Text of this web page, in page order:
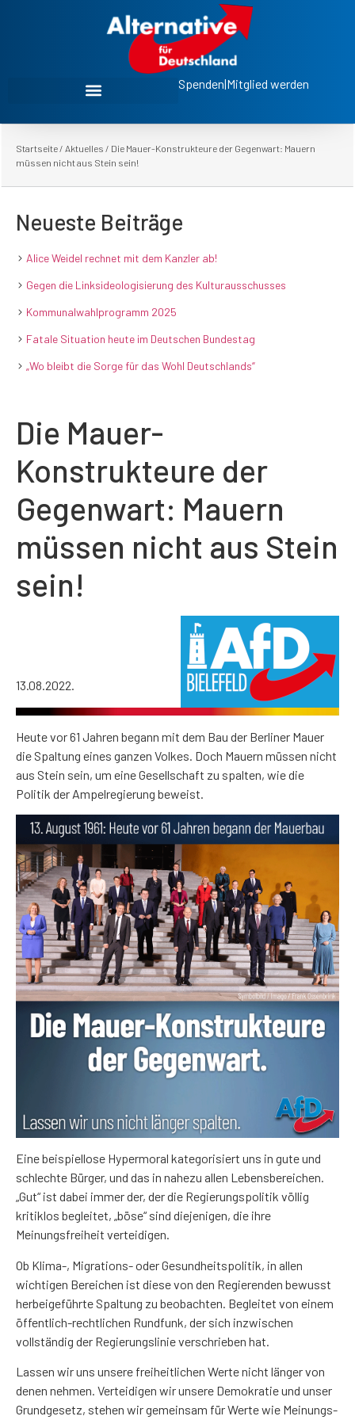
Spenden|Mitglied werden
Startseite / Aktuelles / Die Mauer-Konstrukteure der Gegenwart: Mauern
müssen nicht aus Stein sein!
Neueste Beiträge
Alice Weidel rechnet mit dem Kanzler ab!
Gegen die Linksideologisierung des Kulturausschusses
Kommunalwahlprogramm 2025
Fatale Situation heute im Deutschen Bundestag
„Wo bleibt die Sorge für das Wohl Deutschlands“
Die Mauer-
Konstrukteure der
Gegenwart: Mauern
müssen nicht aus Stein
sein!
13.08.2022.
Heute vor 61 Jahren begann mit dem Bau der Berliner Mauer
die Spaltung eines ganzen Volkes. Doch Mauern müssen nicht
aus Stein sein, um eine Gesellschaft zu spalten, wie die
Politik der Ampelregierung beweist.
Eine beispiellose Hypermoral kategorisiert uns in gute und
schlechte Bürger, und das in nahezu allen Lebensbereichen.
„Gut“ ist dabei immer der, der die Regierungspolitik völlig
kritiklos begleitet, „böse“ sind diejenigen, die ihre
Meinungsfreiheit verteidigen.
Ob Klima-, Migrations- oder Gesundheitspolitik, in allen
wichtigen Bereichen ist diese von den Regierenden bewusst
herbeigeführte Spaltung zu beobachten. Begleitet von einem
öffentlich-rechtlichen Rundfunk, der sich inzwischen
vollständig der Regierungslinie verschrieben hat.
Lassen wir uns unsere freiheitlichen Werte nicht länger von
denen nehmen. Verteidigen wir unsere Demokratie und unser
Grundgesetz, stehen wir gemeinsam für Werte wie Meinungs-